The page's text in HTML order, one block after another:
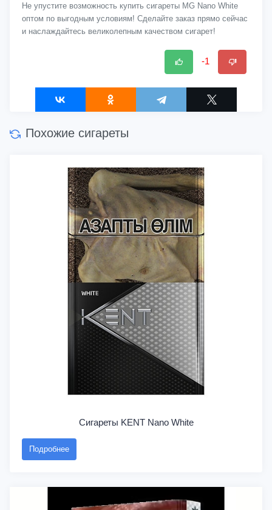
Не упустите возможность купить сигареты MG Nano White
оптом по выгодным условиям! Сделайте заказ прямо сейчас
и наслаждайтесь великолепным качеством сигарет!
-1
Похожие сигареты
Сигареты KENT Nano White
Подробнее